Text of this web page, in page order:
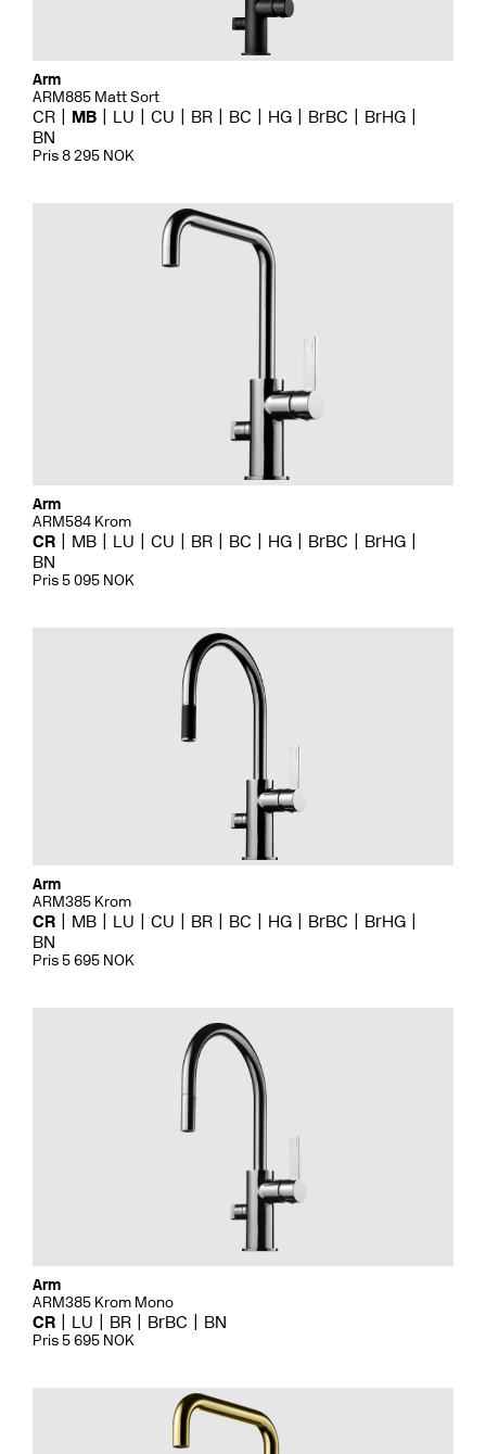
Arm
ARM885 Matt Sort
CR MB LU CU BR BC HG BrBC
BrHG
BN
Pris 8 295 NOK
Arm
ARM584 Krom
CR MB LU CU BR BC HG BrBC
BrHG
BN
Pris 5 095 NOK
Arm
ARM385 Krom
CR MB LU CU BR BC HG BrBC
BrHG
BN
Pris 5 695 NOK
Arm
ARM385 Krom Mono
CR LU BR BrBC BN
Pris 5 695 NOK